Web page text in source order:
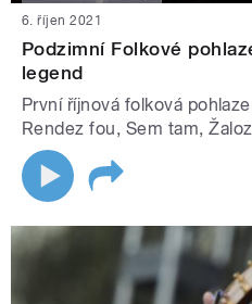
6. říjen 2021
Podzimní Folkové
legend
První říjnová folková
Rendez fou, Sem tam,